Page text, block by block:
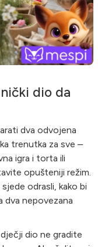
dio da
dva odvojena
trenutka za sve –
igra i torta ili
opušteniji režim.
odrasli, kako bi
dva nepovezana
dio ne gradite